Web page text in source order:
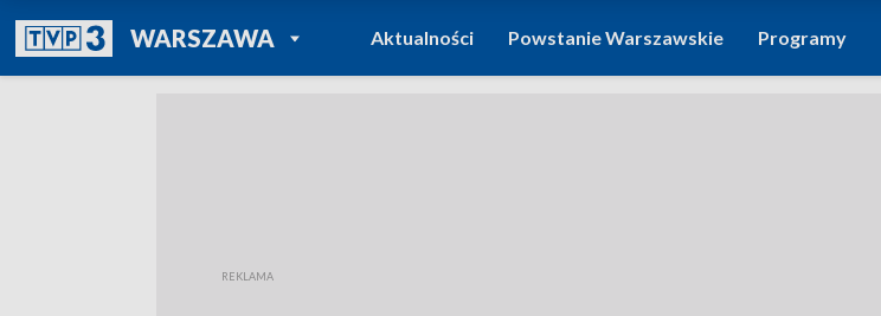
WARSZAWAPOWRÓT DO
TVP REGIONY
Aktualności Powstanie Warszawskie Programy